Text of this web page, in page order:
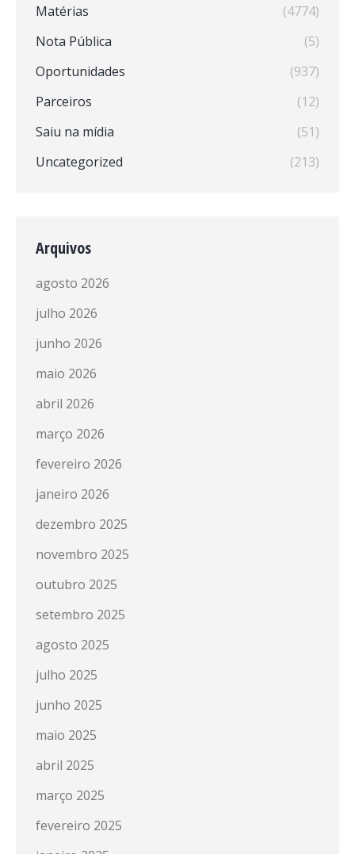
Matérias
(4774)
Nota Pública
(5)
Oportunidades
(937)
Parceiros
(12)
Saiu na mídia
(51)
Uncategorized
(213)
Arquivos
agosto 2026
julho 2026
junho 2026
maio 2026
abril 2026
março 2026
fevereiro 2026
janeiro 2026
dezembro 2025
novembro 2025
outubro 2025
setembro 2025
agosto 2025
julho 2025
junho 2025
maio 2025
abril 2025
março 2025
fevereiro 2025